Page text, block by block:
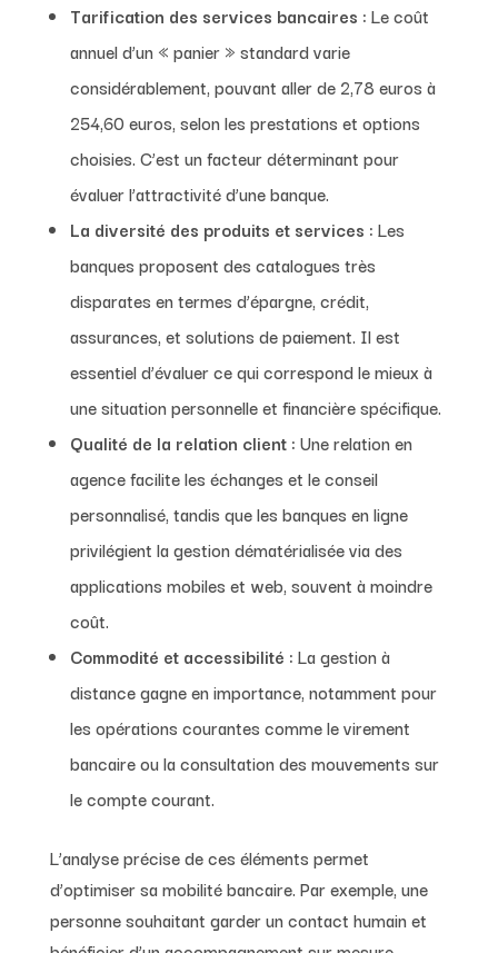
Tarification des services bancaires : Le coût
annuel d’un « panier » standard varie
considérablement, pouvant aller de 2,78 euros à
254,60 euros, selon les prestations et options
choisies. C’est un facteur déterminant pour
évaluer l’attractivité d’une banque.
La diversité des produits et services : Les
banques proposent des catalogues très
disparates en termes d’épargne, crédit,
assurances, et solutions de paiement. Il est
essentiel d’évaluer ce qui correspond le mieux à
une situation personnelle et financière spécifique.
Qualité de la relation client : Une relation en
agence facilite les échanges et le conseil
personnalisé, tandis que les banques en ligne
privilégient la gestion dématérialisée via des
applications mobiles et web, souvent à moindre
coût.
Commodité et accessibilité : La gestion à
distance gagne en importance, notamment pour
les opérations courantes comme le virement
bancaire ou la consultation des mouvements sur
le compte courant.
L’analyse précise de ces éléments permet
d’optimiser sa mobilité bancaire. Par exemple, une
personne souhaitant garder un contact humain et